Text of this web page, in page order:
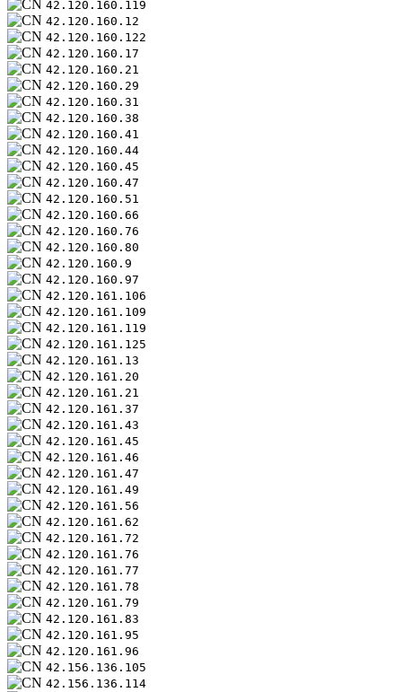
42.120.160.119
42.120.160.12
42.120.160.122
42.120.160.17
42.120.160.21
42.120.160.29
42.120.160.31
42.120.160.38
42.120.160.41
42.120.160.44
42.120.160.45
42.120.160.47
42.120.160.51
42.120.160.66
42.120.160.76
42.120.160.80
42.120.160.9
42.120.160.97
42.120.161.106
42.120.161.109
42.120.161.119
42.120.161.125
42.120.161.13
42.120.161.20
42.120.161.21
42.120.161.37
42.120.161.43
42.120.161.45
42.120.161.46
42.120.161.47
42.120.161.49
42.120.161.56
42.120.161.62
42.120.161.72
42.120.161.76
42.120.161.77
42.120.161.78
42.120.161.79
42.120.161.83
42.120.161.95
42.120.161.96
42.156.136.105
42.156.136.114